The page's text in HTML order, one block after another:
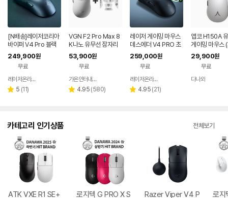
[N배송]레이저코리아
바이퍼 V4 Pro 블랙
바브사 무선 게이밍 마
우스 2세대 동글+그립
[오늘주문 내일도착]
249,900원
무료
레이저온라인스토어
별 5 리
(11)
VGN F2 Pro Max 8
K나노 유무선 잠자리
게이밍 마우스 화이트
53,900원
무료
페이
가온인터내셔날
별 4.95 리
(580)
레이저 게이밍 마우스
데스에더 V4 PRO 초
경량 FPS 프로 무선 마
우스
259,000원
무료
레이저온라인스토어
별 4.95 리
(21)
앱코 H150A
게이밍 마우스
트)
29,900원
무료
다나와
카테고리 인기상품 전체보기
ATK VXE R1 SE+
로지텍 G PRO X S
Razer Viper V4 P
로지